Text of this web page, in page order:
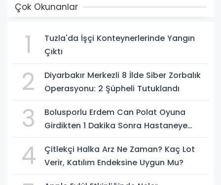
Çok Okunanlar
1
Tuzla'da İşçi Konteynerlerinde Yangın
Çıktı
2
Diyarbakır Merkezli 8 İlde Siber Zorbalık
Operasyonu: 2 Şüpheli Tutuklandı
3
Bolusporlu Erdem Can Polat Oyuna
Girdikten 1 Dakika Sonra Hastaneye
4
Çitlekçi Halka Arz Ne Zaman? Kaç Lot
Verir, Katılım Endeksine Uygun Mu?